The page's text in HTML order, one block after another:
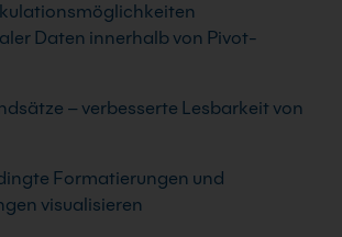
Daten innerhalb von Pivot-
– verbesserte Lesbarkeit von
Formatierungen und
visualisieren